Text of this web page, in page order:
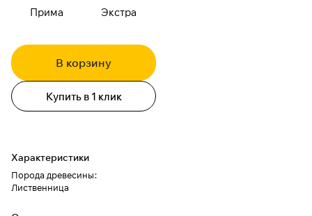
Прима Экстра
В корзину
Купить в 1 клик
Характеристики
Порода древесины:
Лиственница